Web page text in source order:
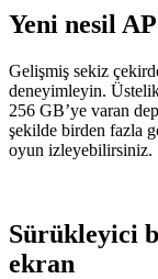
Yeni nesil
Gelişmiş sekiz
deneyimleyin.
256 GB’ye varan
şekilde birden fazla
oyun izleyebilirsiniz.
Sürükleyici
ekran